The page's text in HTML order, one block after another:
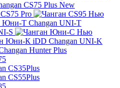
CS75 Plus New
Pro
Changan UNI-T
S
Changan UNI-K
Hunter Plus
CS35Plus
CS55Plus